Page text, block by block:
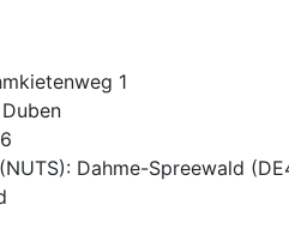
1
: Dahme-Spreewald (